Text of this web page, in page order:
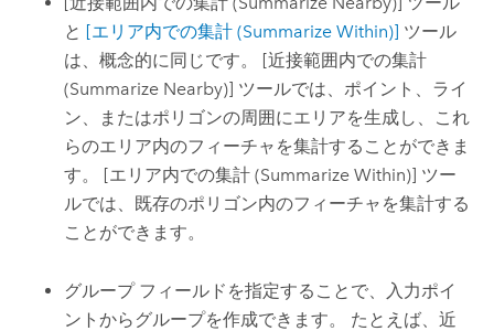
と [エリア内での集計 (Summarize Within)] ツール
は、概念的に同じです。 [近接範囲内での集計
(Summarize Nearby)] ツールでは、ポイント、ライ
ン、またはポリゴンの周囲にエリアを生成し、これ
らのエリア内のフィーチャを集計することができま
す。 [エリア内での集計 (Summarize Within)] ツー
ルでは、既存のポリゴン内のフィーチャを集計する
ことができます。
グループ フィールドを指定することで、入力ポイ
ントからグループを作成できます。 たとえば、近